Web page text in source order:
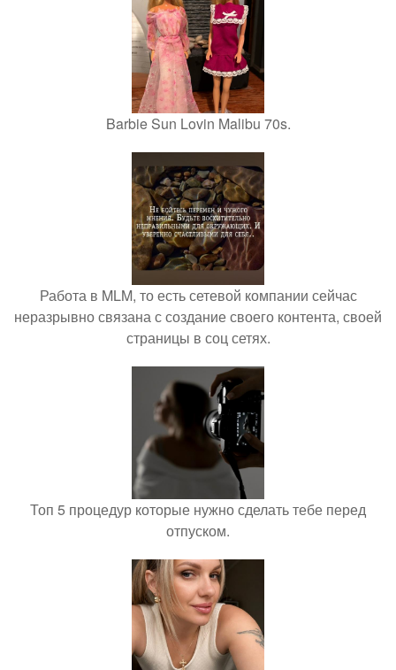
Barbie Sun Lovin Malibu 70s.
Работа в MLM, то есть сетевой компании сейчас
неразрывно связана с создание своего контента, своей
страницы в соц сетях.
Топ 5 процедур которые нужно сделать тебе перед
отпуском.